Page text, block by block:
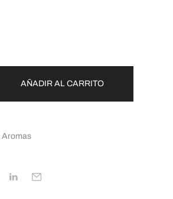
AÑADIR AL CARRITO
Aromas